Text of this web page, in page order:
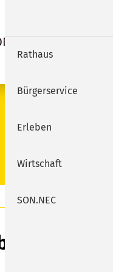
GeiL"
Rathaus
Bürgerservice
Erleben
Wirtschaft
SON.NEC